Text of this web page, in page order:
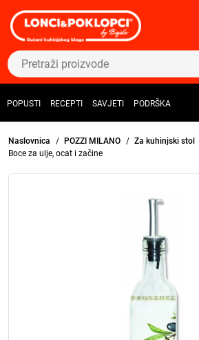
POPUSTI RECEPTI SAVJETI PODRŠKA
Naslovnica POZZI MILANO
Za kuhinjski stol
Boce za ulje, ocat i začine